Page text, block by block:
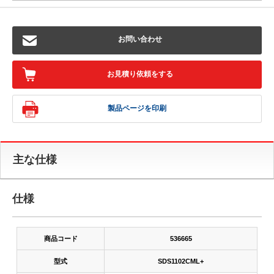
お問い合わせ
お見積り依頼をする
製品ページを印刷
主な仕様
仕様
商品コード 536665
型式 SDS1102CML+